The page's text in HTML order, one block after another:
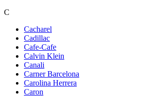
C
Cacharel
Cadillac
Cafe-Cafe
Calvin Klein
Canali
Carner Barcelona
Carolina Herrera
Caron